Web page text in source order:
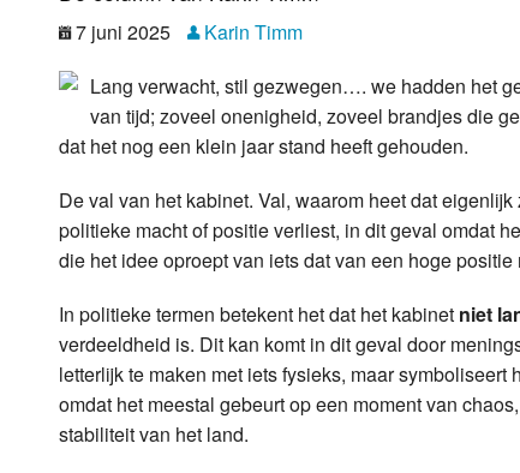
Woensdag
Donderdag
Zaterdag
Luister LOK Live
Oude LOK programma's
7 juni 2025
Karin Timm
Lang verwacht, stil gezwegen…. we hadden het
van tijd; zoveel onenigheid, zoveel brandjes die
dat het nog een klein jaar stand heeft gehouden.
De val van het kabinet. Val, waarom heet dat eigenlijk
politieke macht of positie verliest, in dit geval omdat
die het idee oproept van iets dat van een hoge
In politieke termen betekent het dat het kabinet niet
verdeeldheid is. Dit kan komt in dit geval door
letterlijk te maken met iets fysieks, maar
omdat het meestal gebeurt op een moment van
stabiliteit van het land.